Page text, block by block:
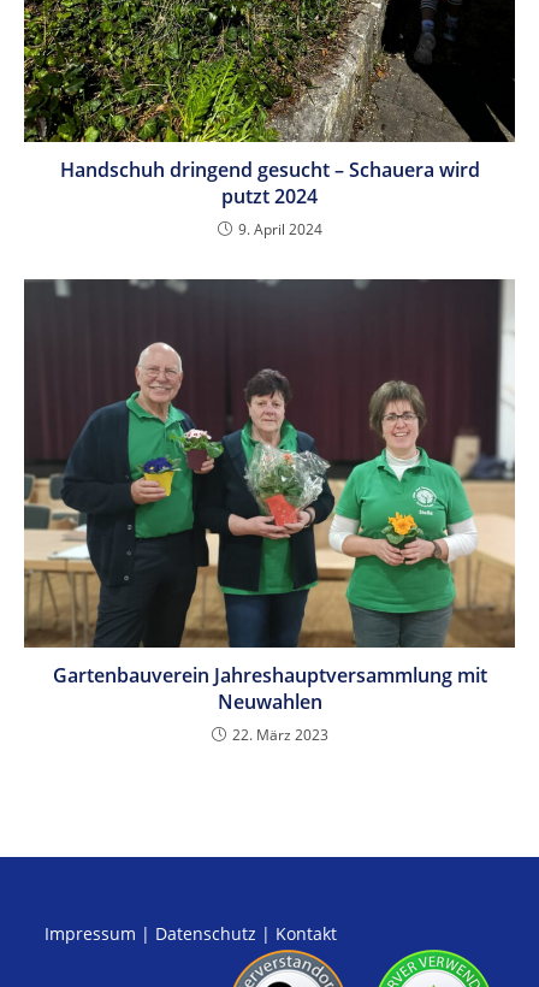
Handschuh dringend gesucht – Schauera wird
putzt 2024
9. April 2024
Gartenbauverein Jahreshauptversammlung mit
Neuwahlen
22. März 2023
Impressum | Datenschutz | Kontakt